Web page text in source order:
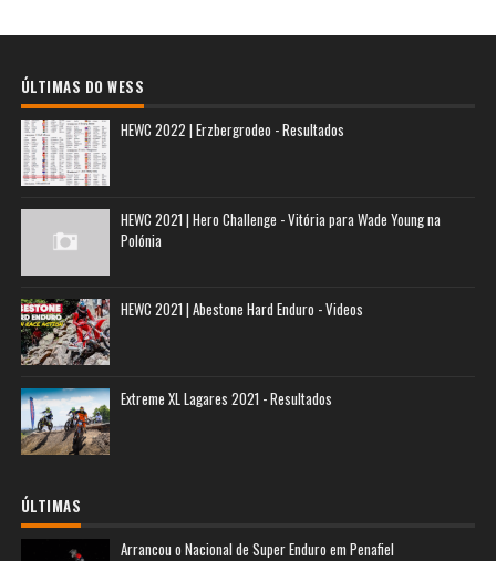
ÚLTIMAS DO WESS
HEWC 2022 | Erzbergrodeo - Resultados
HEWC 2021 | Hero Challenge - Vitória para Wade Young na
Polónia
HEWC 2021 | Abestone Hard Enduro - Videos
Extreme XL Lagares 2021 - Resultados
ÚLTIMAS
Arrancou o Nacional de Super Enduro em Penafiel